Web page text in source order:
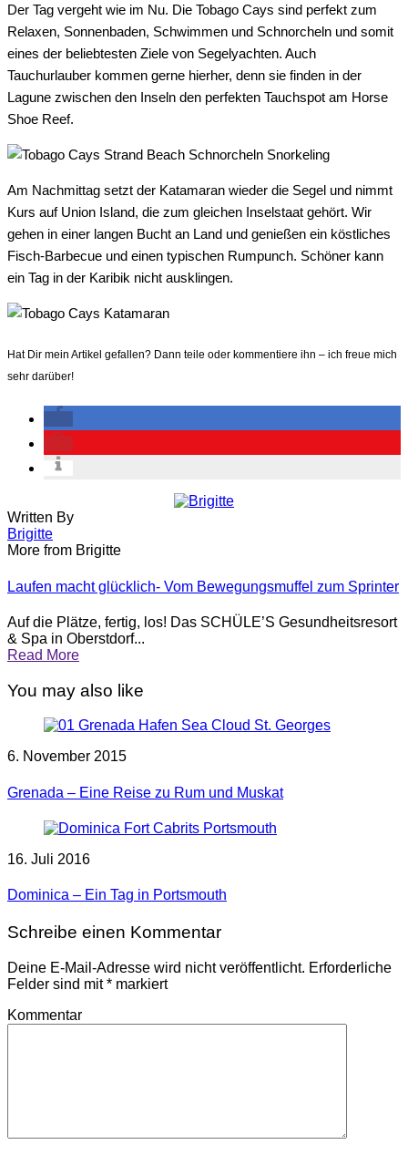
Der Tag vergeht wie im Nu. Die Tobago Cays sind perfekt zum
Relaxen, Sonnenbaden, Schwimmen und Schnorcheln und somit
eines der beliebtesten Ziele von Segelyachten. Auch
Tauchurlauber kommen gerne hierher, denn sie finden in der
Lagune zwischen den Inseln den perfekten Tauchspot am Horse
Shoe Reef.
Am Nachmittag setzt der Katamaran wieder die Segel und nimmt
Kurs auf Union Island, die zum gleichen Inselstaat gehört. Wir
gehen in einer langen Bucht an Land und genießen ein köstliches
Fisch-Barbecue und einen typischen Rumpunch. Schöner kann
ein Tag in der Karibik nicht ausklingen.
Hat Dir mein Artikel gefallen? Dann teile oder kommentiere ihn – ich freue mich
sehr darüber!
Written By
Brigitte
More from Brigitte
Laufen macht glücklich- Vom Bewegungsmuffel zum Sprinter
Auf die Plätze, fertig, los! Das SCHÜLE’S Gesundheitsresort
& Spa in Oberstdorf...
Read More
You may also like
6. November 2015
Grenada – Eine Reise zu Rum und Muskat
16. Juli 2016
Dominica – Ein Tag in Portsmouth
Schreibe einen Kommentar
Deine E-Mail-Adresse wird nicht veröffentlicht. Erforderliche
Felder sind mit* markiert
Kommentar